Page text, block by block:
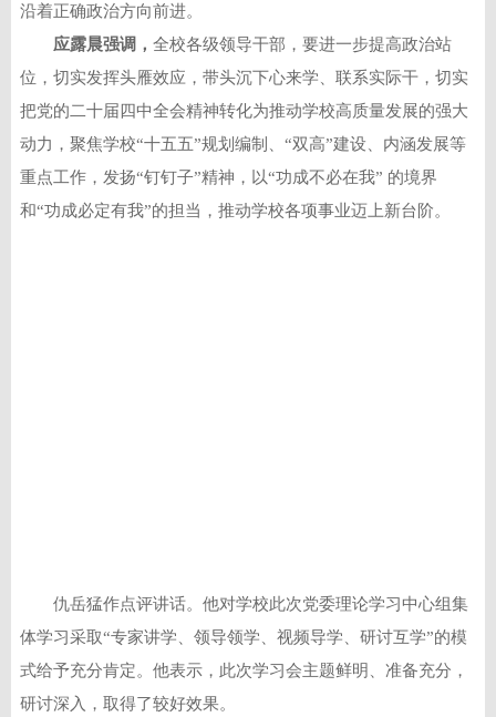
沿着正确政治方向前进。
应露晨强调， 全校各级领导干部，要进一步提高政治站
位，切实发挥头雁效应，带头沉下心来学、联系实际干，切实
把党的二十届四中全会精神转化为推动学校高质量发展的强大
动力，聚焦学校“十五五”规划编制、“双高”建设、内涵发展等
重点工作，发扬“钉钉子”精神，以“功成不必在我” 的境界
和“功成必定有我”的担当，推动学校各项事业迈上新台阶。
仇岳猛作点评讲话。他对学校此次党委理论学习中心组集
体学习采取“专家讲学、领导领学、视频导学、研讨互学”的模
式给予充分肯定。他表示，此次学习会主题鲜明、准备充分，
研讨深入，取得了较好效果。